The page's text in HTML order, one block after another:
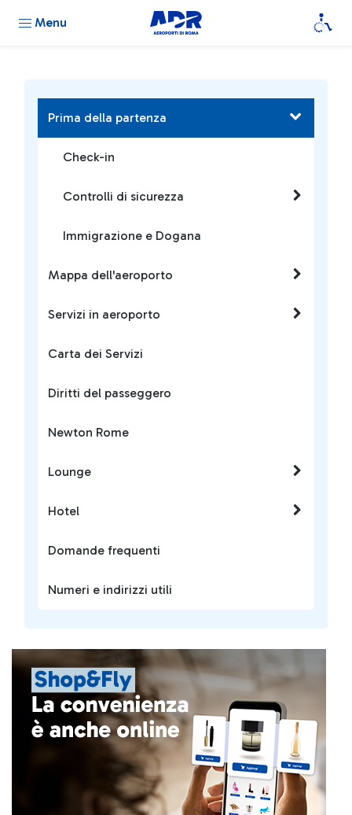
Menu
Prima della partenza
Check-in
Controlli di sicurezza
Immigrazione e Dogana
Mappa dell'aeroporto
Servizi in aeroporto
Carta dei Servizi
Diritti del passeggero
Newton Rome
Lounge
Hotel
Domande frequenti
Numeri e indirizzi utili